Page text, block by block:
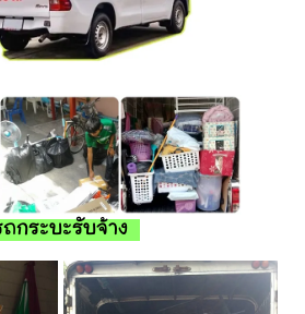
ถกระบะรับจ้าง